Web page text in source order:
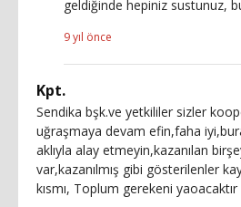
geldiğinde hepiniz sustunuz,
9 yıl önce
Kpt.
Sendika bşk.ve yetkililer sizler
uğraşmaya devam efin,faha
aklıyla alay etmeyin,kazanılan
var,kazanılmış gibi gösterilenler
kısmı, Toplum gerekeni